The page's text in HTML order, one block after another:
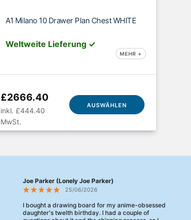
A1 Milano 10 Drawer Plan Chest WHITE
Weltweite Lieferung ✓
MEHR +
£2666.40
inkl. £444.40
MwSt.
AUSWÄHLEN
Joe Parker (Lonely Joe Parker)
25/06/2026
I bought a drawing board for my anime-obsessed
daughter's twelth birthday. I had a couple of